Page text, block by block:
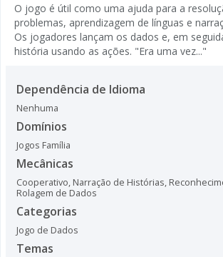
O jogo é útil como uma ajuda para a
problemas, aprendizagem de línguas e
Os jogadores lançam os dados e, em
história usando as ações. "Era uma vez..."
Dependência de Idioma
Nenhuma
Domínios
Jogos Família
Mecânicas
Cooperativo, Narração de Histórias,
Rolagem de Dados
Categorias
Jogo de Dados
Temas